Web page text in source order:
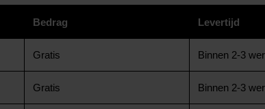
Bedrag Levertijd
Gratis Binnen 2-3
Gratis Binnen 2-3